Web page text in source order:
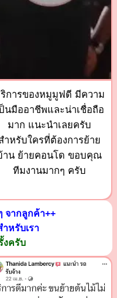
การของหมูมูฟดี มีความ
นมืออาชีพและน่าเชื่อถือ
มาก แนะนำเลยครับ
ำหรับใครที่ต้องการย้าย
าน ย้ายคอนโด ขอบคุณ
ทีมงานมากๆ ครับ
จากลูกค้า++
หรับเรา
ครับ